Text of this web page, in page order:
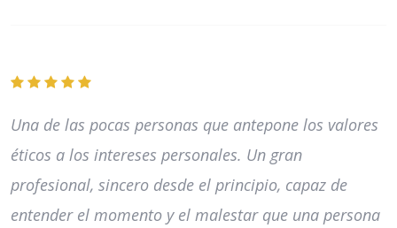
Una de las pocas personas que antepone los valores
éticos a los intereses personales. Un gran
profesional, sincero desde el principio, capaz de
entender el momento y el malestar que una persona